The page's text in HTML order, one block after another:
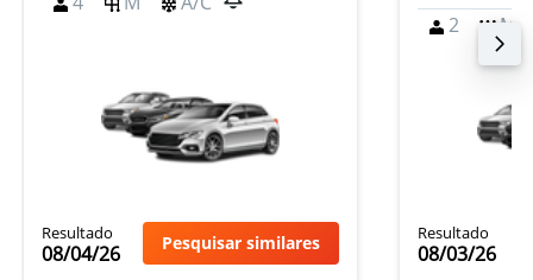
Resultado
08/04/26 Pesquisar similares
2 M
Resultado
08/03/26